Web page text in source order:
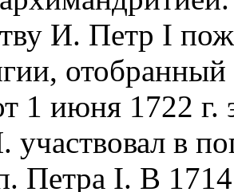
И. Петр I
1 июня 1722 г.
в
Петра I. В